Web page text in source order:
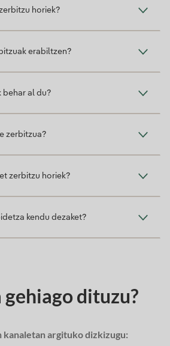
horiek?
erabiltzen?
behar al du?
zerbitzua?
zerbitzu horiek?
kendu dezaket?
gehiago dituzu?
kanaletan argituko dizkizugu: